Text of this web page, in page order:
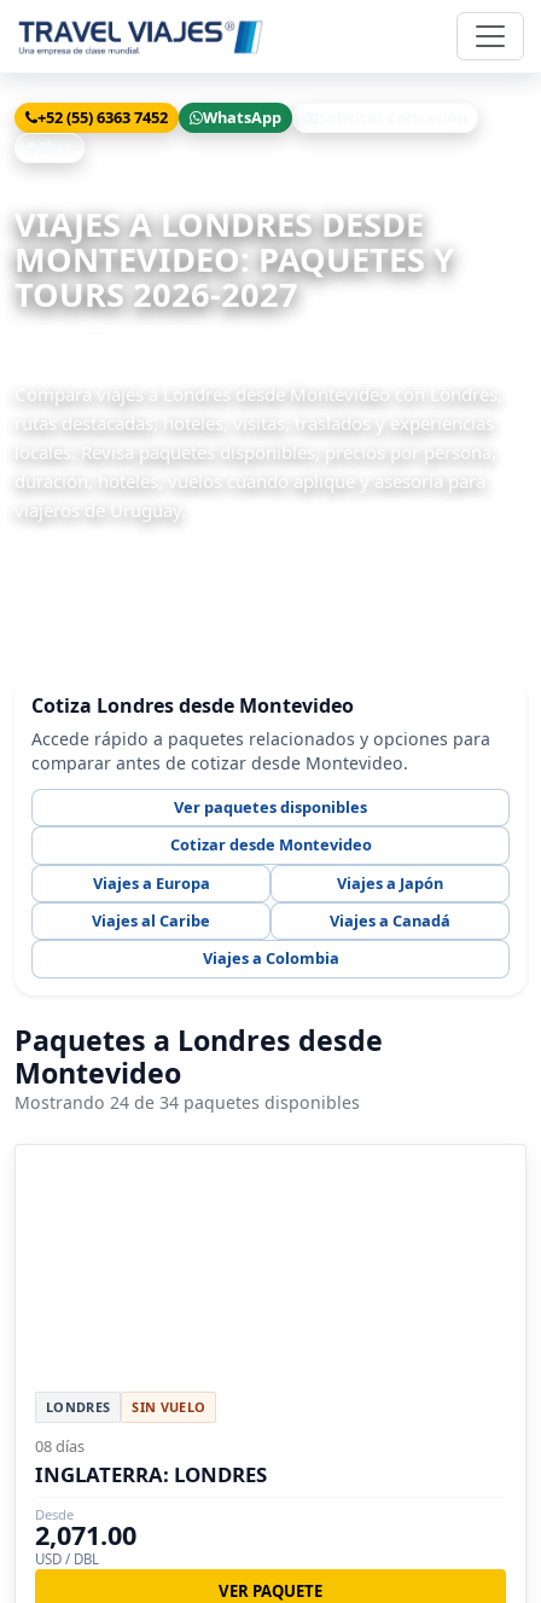
+52 (55) 6363 7452 WhatsApp
VIAJES A LONDRES DESDE
MONTEVIDEO: PAQUETES Y
TOURS 2026-2027
Compara viajes a Londres desde Montevideo con Londres,
rutas destacadas, hoteles, visitas, traslados y experiencias
locales. Revisa paquetes disponibles, precios por persona,
duración, hoteles, vuelos cuando aplique y asesoría para
viajeros de Uruguay.
Cotiza Londres desde Montevideo
Accede rápido a paquetes relacionados y opciones para
comparar antes de cotizar desde Montevideo.
Ver paquetes disponibles
Cotizar desde Montevideo
Viajes a Europa
Viajes a Japón
Viajes al Caribe
Viajes a Canadá
Viajes a Colombia
Paquetes a Londres desde
Montevideo
Mostrando 24 de 34 paquetes disponibles
LONDRES SIN VUELO
08 días
INGLATERRA: LONDRES
Desde
2,071.00
USD / DBL
VER PAQUETE